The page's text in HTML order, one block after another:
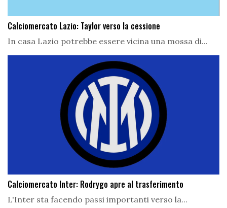
Calciomercato Lazio: Taylor verso la cessione
In casa Lazio potrebbe essere vicina una mossa di...
Calciomercato Inter: Rodrygo apre al trasferimento
L'Inter sta facendo passi importanti verso la...